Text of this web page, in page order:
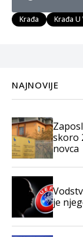
Krađa Krađa
NAJNOVIJE
skoro
novca
je